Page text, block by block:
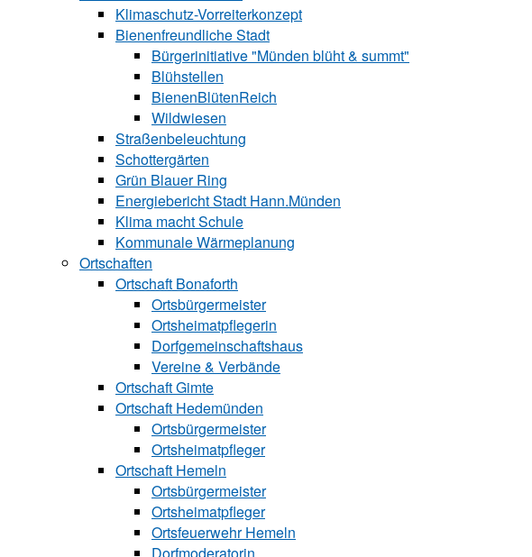
Klimaschutz-Vorreiterkonzept
Bienenfreundliche Stadt
Bürgerinitiative "Münden blüht & summt"
Blühstellen
BienenBlütenReich
Wildwiesen
Straßenbeleuchtung
Schottergärten
Grün Blauer Ring
Energiebericht Stadt Hann.Münden
Klima macht Schule
Kommunale Wärmeplanung
Ortschaften
Ortschaft Bonaforth
Ortsbürgermeister
Ortsheimatpflegerin
Dorfgemeinschaftshaus
Vereine & Verbände
Ortschaft Gimte
Ortschaft Hedemünden
Ortsbürgermeister
Ortsheimatpfleger
Ortschaft Hemeln
Ortsbürgermeister
Ortsheimatpfleger
Ortsfeuerwehr Hemeln